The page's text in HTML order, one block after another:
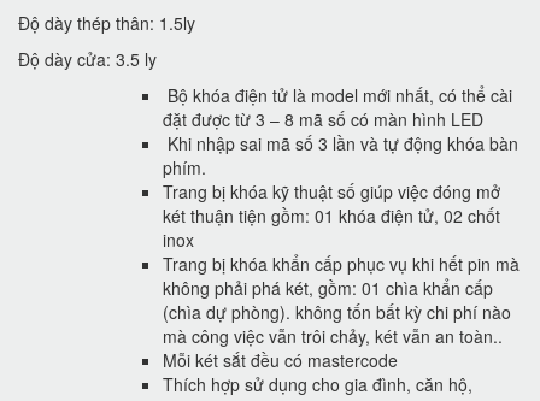
Độ dày thép thân: 1.5ly
Độ dày cửa: 3.5 ly
Bộ khóa điện tử là model mới nhất, có thể cài
đặt được từ 3 – 8 mã số có màn hình LED
Khi nhập sai mã số 3 lần và tự động khóa bàn
phím.
Trang bị khóa kỹ thuật số giúp việc đóng mở
két thuận tiện gồm: 01 khóa điện tử, 02 chốt
inox
Trang bị khóa khẩn cấp phục vụ khi hết pin mà
không phải phá két, gồm: 01 chìa khẩn cấp
(chìa dự phòng). không tốn bất kỳ chi phí nào
mà công việc vẫn trôi chảy, két vẫn an toàn..
Mỗi két sắt đều có mastercode
Thích hợp sử dụng cho gia đình, căn hộ,